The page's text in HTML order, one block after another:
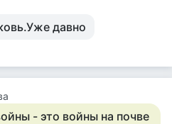
давно
- это войны на почве